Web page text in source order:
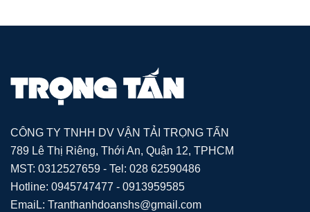
CÔNG TY TNHH DV VẬN TẢI TRỌNG TẤN
789 Lê Thị Riêng, Thới An, Quận 12, TPHCM
MST: 0312527659 - Tel: 028 62590486
Hotline: 0945747477 - 0913959585
EmaiL: Tranthanhdoanshs@gmail.com